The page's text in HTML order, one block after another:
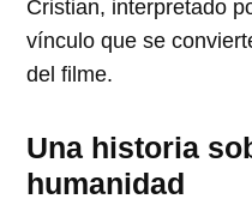
Cristian, interpretado
vínculo que se
del filme.
Una historia
humanidad